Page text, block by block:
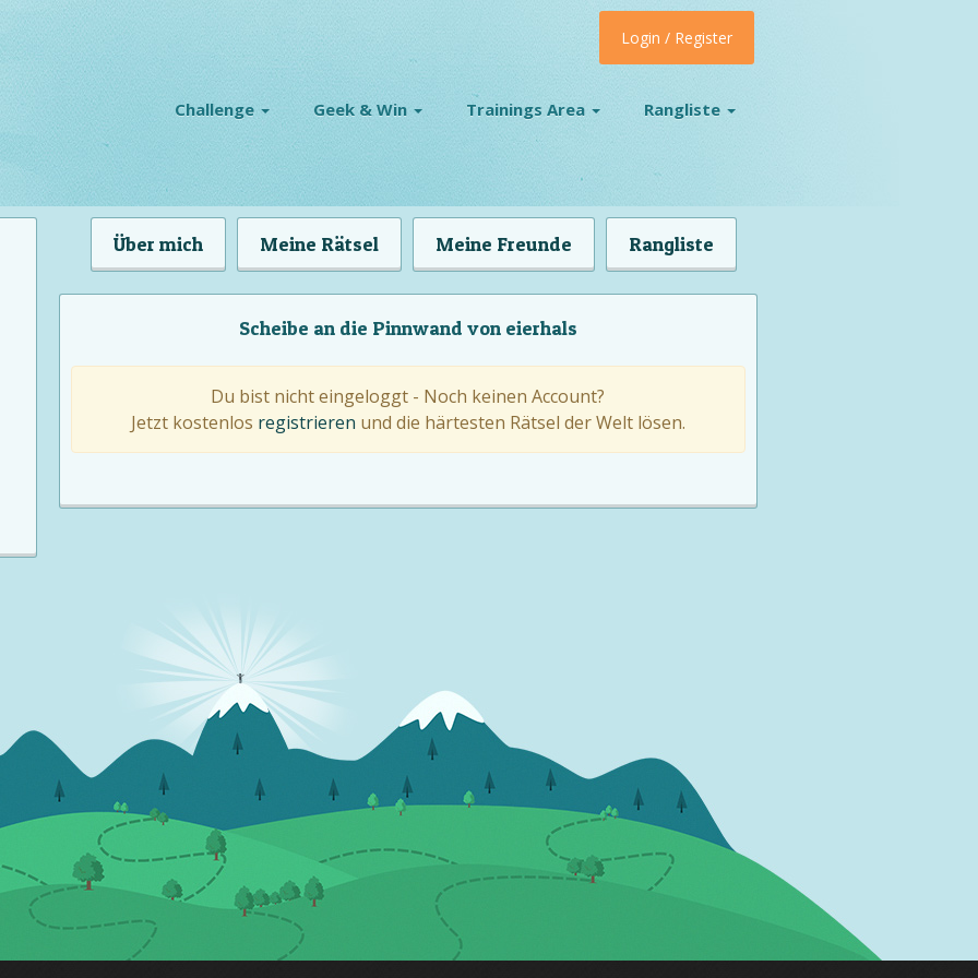
Challenge Geek & Win Trainings Area Rangliste
Login / Register
Über mich Meine Rätsel Meine Freunde Rangliste
Scheibe an die Pinnwand von eierhals
Du bist nicht eingeloggt - Noch keinen Account?
Jetzt kostenlos registrieren und die härtesten Rätsel der Welt lösen.